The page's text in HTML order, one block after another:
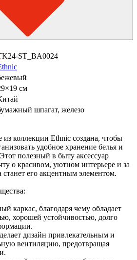
ST_BA0024
см
шпагат, железо
из коллекции Ethnic создана, чтобы
удобное хранение белья и
полезный в быту аксессуар
о красивом, уютном интерьере и за
станет его акцентным элементом.
каркас, благодаря чему обладает
хорошей устойчивостью, долго
дизайн привлекательным и
вентиляцию, предотвращая